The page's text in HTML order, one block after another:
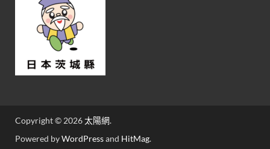
Copyright © 2026太陽網.
Powered byWordPressand HitMag.